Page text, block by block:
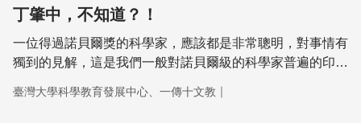
丁肇中，不知道？！
一位得過諾貝爾獎的科學家，應該都是非常聰明，對事情有
獨到的見解，這是我們一般對諾貝爾級的科學家普遍的印
獎的得主，卻常常說自己不知道。這是什麼道理呢？我們今
臺灣大學科學教育發展中心、一傳十文教 ｜